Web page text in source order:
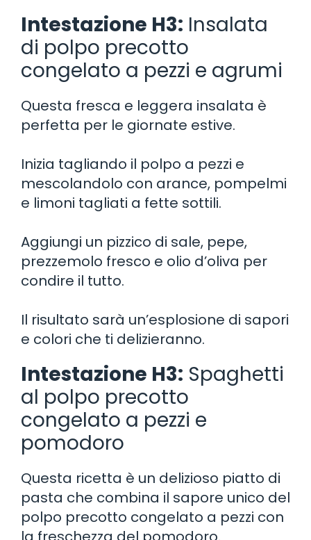
Intestazione H3: Insalata
di polpo precotto
congelato a pezzi e agrumi
Questa fresca e leggera insalata è
perfetta per le giornate estive.
Inizia tagliando il polpo a pezzi e
mescolandolo con arance, pompelmi
e limoni tagliati a fette sottili.
Aggiungi un pizzico di sale, pepe,
prezzemolo fresco e olio d’oliva per
condire il tutto.
Il risultato sarà un’esplosione di sapori
e colori che ti delizieranno.
Intestazione H3: Spaghetti
al polpo precotto
congelato a pezzi e
pomodoro
Questa ricetta è un delizioso piatto di
pasta che combina il sapore unico del
polpo precotto congelato a pezzi con